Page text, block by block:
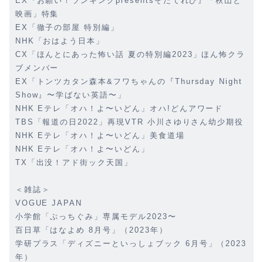
映画」特集
EX「徹子の部屋 特別編」
NHK「おはよう日本」
CX「ほんとにあった怖い話 夏の特別編2023」ほん怖クラ
ブメンバー
EX「トンツカタン森本&フワちゃんの『Thursday Night
Show』〜学ばない英語〜」
NHK Eテレ「オハ！よ〜いどん」オハ!どんアワード
TBS「報道の日2022」再現VTR 小川さゆりさん幼少期役
NHK Eテレ「オハ！よ〜いどん」美食道場
NHK Eテレ「オハ！よ〜いどん」
TX「出没！アド街ック天国」
＜雑誌＞
VOGUE JAPAN
小学館「ぷっちぐみ」専属モデル2023〜
百日草「はなよめ 8月号」（2023年）
学研プラス「ディズニーといっしょブック 6月号」（2023
年）